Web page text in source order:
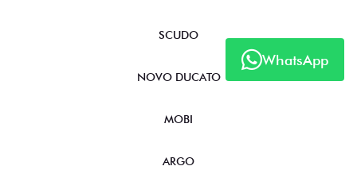
WhatsApp
SCUDO
NOVO DUCATO
MOBI
ARGO